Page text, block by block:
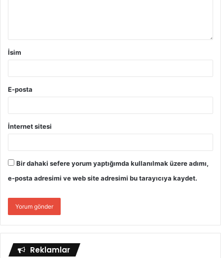
İsim
E-posta
İnternet sitesi
Bir dahaki sefere yorum yaptığımda kullanılmak üzere adımı,
e-posta adresimi ve web site adresimi bu tarayıcıya kaydet.
Reklamlar